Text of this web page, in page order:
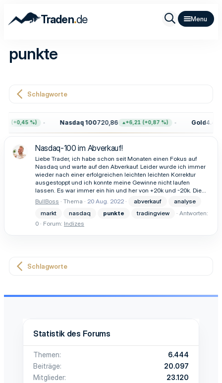
Traden.de
punkte
Schlagworte
(+0,45 %) Nasdaq 100720,86 +6,21 (+0,87 %) Gold
Nasdaq-100 im Abverkauf!
Liebe Trader, ich habe schon seit Monaten einen Fokus auf
Nasdaq und warte auf den Abverkauf. Leider wurde ich immer
wieder nach einer erfolgreichen leichten leichten Korrektur
ausgestoppt und ich konnte meine Gewinne nicht laufen
lassen. Es war immer ein hin und her von +20k und -20k. Die...
BullBoss
Thema 20 Aug. 2022 abverkauf
analyse
markt
nasdaq punkte tradingview
Antworten:
0
Forum: Indizes
Schlagworte
Statistik des Forums
Themen
6.444
Beiträge
20.097
Mitglieder
23.120